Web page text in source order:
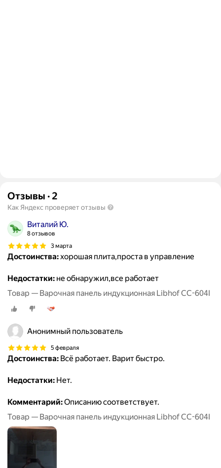
Отзывы · 2
Как Яндекс проверяет отзывы
Виталий Ю.
8 отзывов
3 марта
Достоинства:хорошая плита,проста в управление
Недостатки: не обнаружил,все работает
Товар — Варочная панель индукционная Libhof СС-604I
Анонимный пользователь
5 февраля
Достоинства: Всё работает. Варит быстро.
Недостатки: Нет.
Комментарий:Описанию соответствует.
Товар — Варочная панель индукционная Libhof СС-604I